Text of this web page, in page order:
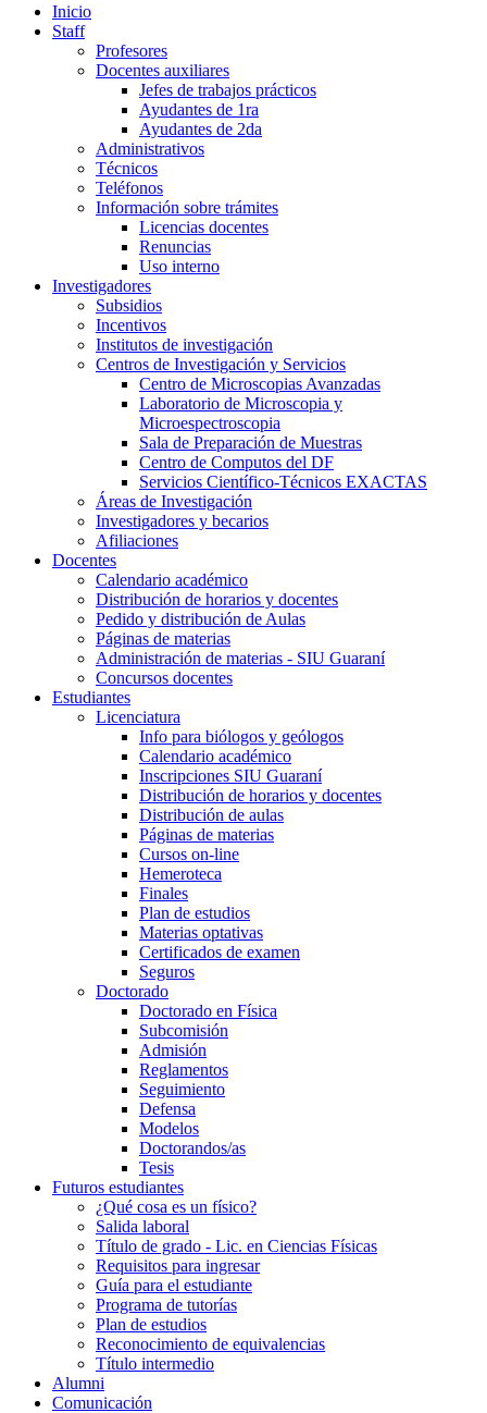
Inicio
Staff
Profesores
Docentes auxiliares
Jefes de trabajos prácticos
Ayudantes de 1ra
Ayudantes de 2da
Administrativos
Técnicos
Teléfonos
Información sobre trámites
Licencias docentes
Renuncias
Uso interno
Investigadores
Subsidios
Incentivos
Institutos de investigación
Centros de Investigación y Servicios
Centro de Microscopias Avanzadas
Laboratorio de Microscopia y
Microespectroscopia
Sala de Preparación de Muestras
Centro de Computos del DF
Servicios Científico-Técnicos EXACTAS
Áreas de Investigación
Investigadores y becarios
Afiliaciones
Docentes
Calendario académico
Distribución de horarios y docentes
Pedido y distribución de Aulas
Páginas de materias
Administración de materias - SIU Guaraní
Concursos docentes
Estudiantes
Licenciatura
Info para biólogos y geólogos
Calendario académico
Inscripciones SIU Guaraní
Distribución de horarios y docentes
Distribución de aulas
Páginas de materias
Cursos on-line
Hemeroteca
Finales
Plan de estudios
Materias optativas
Certificados de examen
Seguros
Doctorado
Doctorado en Física
Subcomisión
Admisión
Reglamentos
Seguimiento
Defensa
Modelos
Doctorandos/as
Tesis
Futuros estudiantes
¿Qué cosa es un físico?
Salida laboral
Título de grado - Lic. en Ciencias Físicas
Requisitos para ingresar
Guía para el estudiante
Programa de tutorías
Plan de estudios
Reconocimiento de equivalencias
Título intermedio
Alumni
Comunicación